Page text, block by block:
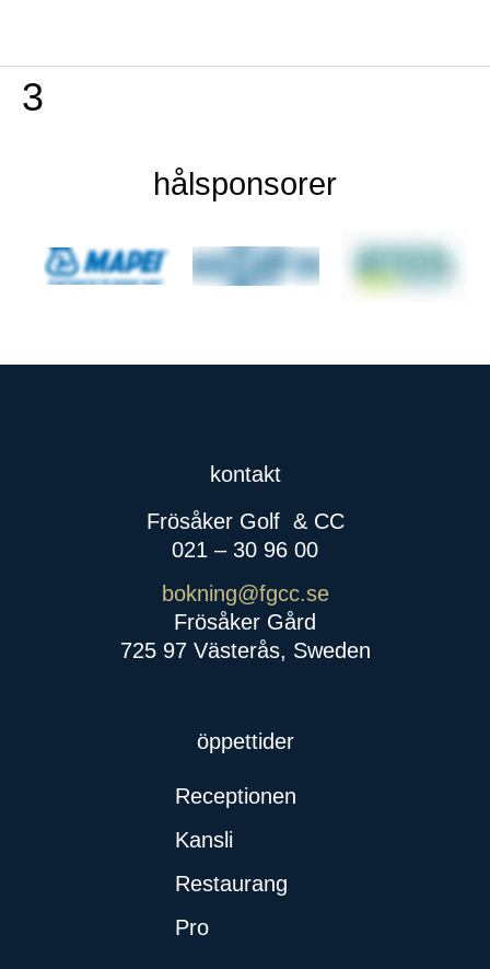
3
hålsponsorer
kontakt
Frösåker Golf & CC
021 – 30 96 00
bokning@fgcc.se
Frösåker Gård
725 97 Västerås, Sweden
öppettider
Receptionen
Kansli
Restaurang
Pro